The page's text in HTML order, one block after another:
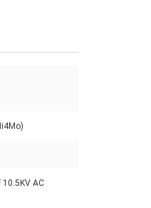
10.5KV AC